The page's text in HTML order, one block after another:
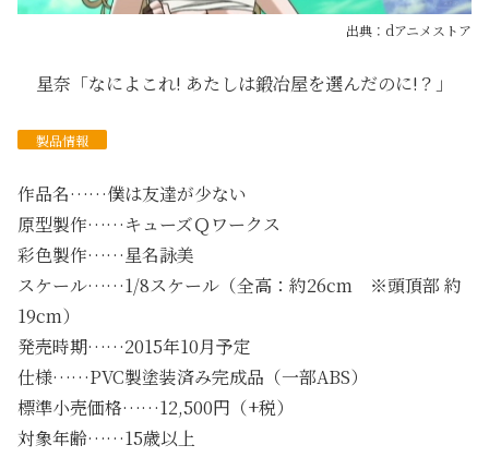
出典：dアニメストア
星奈「なによこれ! あたしは鍛冶屋を選んだのに!？」
製品情報
作品名……僕は友達が少ない
原型製作……キューズＱワークス
彩色製作……星名詠美
スケール……1/8スケール（全高：約26cm ※頭頂部 約
19cm）
発売時期……2015年10月予定
仕様……PVC製塗装済み完成品（一部ABS）
標準小売価格……12,500円（+税）
対象年齢……15歳以上